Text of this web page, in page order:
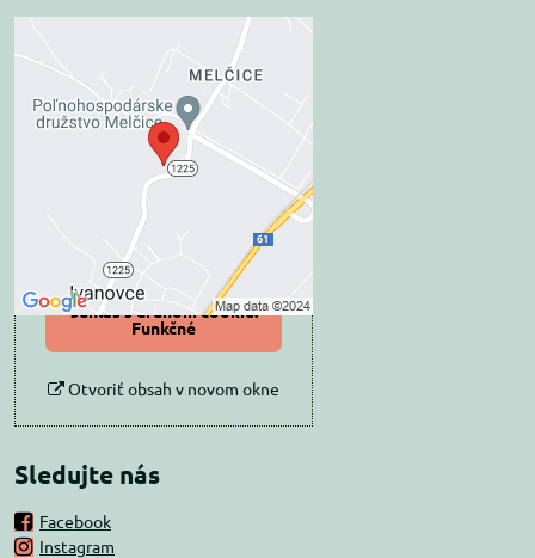
Externý obsah je
blokovaný Voľbami
súkromia
Prajete si načítať externý obsah?
Povoliť tentokrát
Povoliť a zapamätať -
súhlas s druhom cookie:
Funkčné
Otvoriť obsah v novom okne
Sledujte nás
Facebook
Instagram